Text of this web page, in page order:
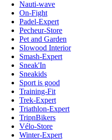
Nauti-wave
On-Fight
Padel-Expert
Pecheur-Store
Pet and Garden
Slowood Interior
Smash-Expert
Sneak'In
Sneakids
Sport is good
Training-Fit
Trek-Expert
Triathlon-Expert
TripnBikers
Vélo-Store
Winter-Expert